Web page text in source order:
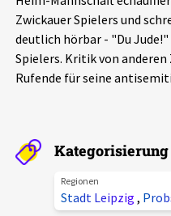
Schlaglichter
Phänomene
Veranstaltungen
Über uns
Zwickauer Spielers und
deutlich hörbar - "Du
Spielers. Kritik von
Rufende für seine
Kategorisierung
Regionen
Stadt Leipzig ,